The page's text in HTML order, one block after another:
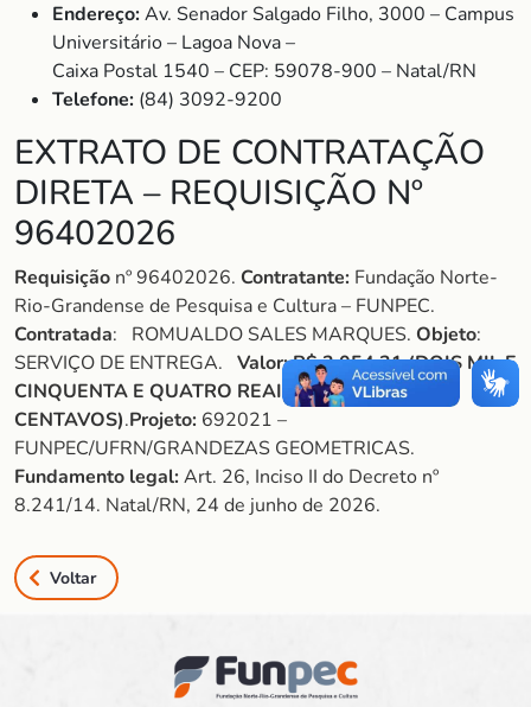
Endereço:Av. Senador Salgado Filho, 3000 – Campus
Universitário – Lagoa Nova –
Caixa Postal 1540 – CEP: 59078-900 – Natal/RN
Telefone: (84) 3092-9200
EXTRATO DE CONTRATAÇÃO
DIRETA – REQUISIÇÃO Nº
96402026
Requisição nº 96402026. Contratante: Fundação Norte-
Rio-Grandense de Pesquisa e Cultura – FUNPEC.
Contratada: ROMUALDO SALES MARQUES. Objeto:
SERVIÇO DE ENTREGA. Valor:R$ 2.054,31 (DOIS MIL E
CINQUENTA E QUATRO REAIS E TRINTA E UM
CENTAVOS).Projeto: 692021 –
FUNPEC/UFRN/GRANDEZAS GEOMETRICAS.
Fundamento legal:Art. 26, Inciso II do Decreto nº
8.241/14. Natal/RN, 24 de junho de 2026.
Voltar